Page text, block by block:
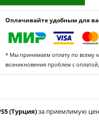
Оплачивайте удобным для
* Мы принимаем оплату по всему
возникновения проблем с
(Турция)за приемлимую